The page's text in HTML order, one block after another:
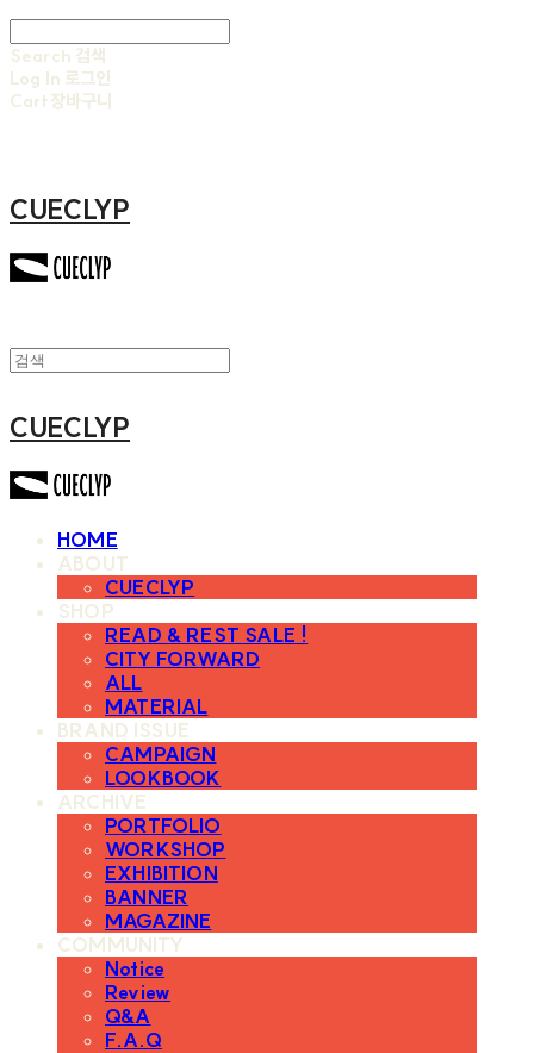
Search 검색
Log In 로그인
Cart장바구니
CUECLYP
CUECLYP
HOME
ABOUT
CUECLYP
SHOP
READ & REST SALE !
CITY FORWARD
ALL
MATERIAL
BRAND ISSUE
CAMPAIGN
LOOKBOOK
ARCHIVE
PORTFOLIO
WORKSHOP
EXHIBITION
BANNER
MAGAZINE
COMMUNITY
Notice
Review
Q&A
F.A.Q